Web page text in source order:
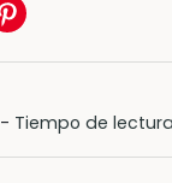
- Tiempo de